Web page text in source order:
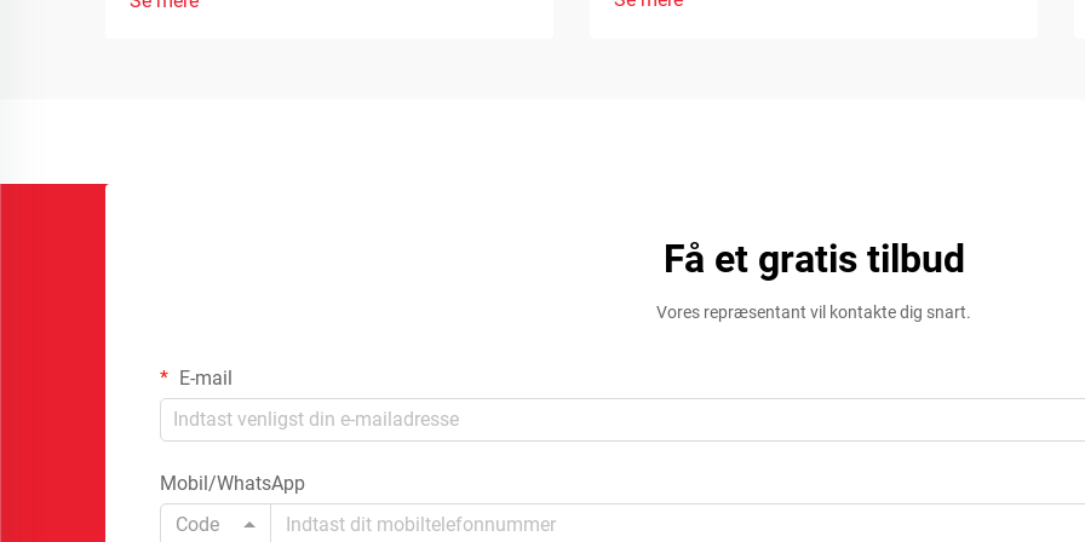
Få et gratis tilbud
Vores repræsentant vil kontakte dig snart.
E-mail
Mobil/WhatsApp
Code